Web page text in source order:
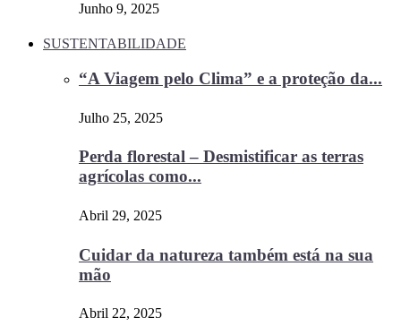
Junho 9, 2025
SUSTENTABILIDADE
“A Viagem pelo Clima” e a proteção da...
Julho 25, 2025
Perda florestal – Desmistificar as terras
agrícolas como...
Abril 29, 2025
Cuidar da natureza também está na sua
mão
Abril 22, 2025